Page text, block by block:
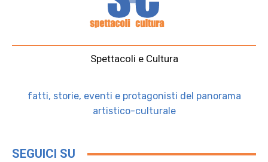
Spettacoli e Cultura
fatti, storie, eventi e protagonisti del panorama
artistico-culturale
SEGUICI SU